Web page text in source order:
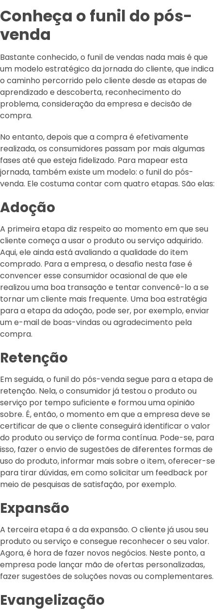
Conheça o funil do pós-
venda
Bastante conhecido, o funil de vendas nada mais é que
um modelo estratégico da jornada do cliente, que indica
o caminho percorrido pelo cliente desde as etapas de
aprendizado e descoberta, reconhecimento do
problema, consideração da empresa e decisão de
compra.
No entanto, depois que a compra é efetivamente
realizada, os consumidores passam por mais algumas
fases até que esteja fidelizado. Para mapear esta
jornada, também existe um modelo: o funil do pós-
venda. Ele costuma contar com quatro etapas. São elas:
Adoção
A primeira etapa diz respeito ao momento em que seu
cliente começa a usar o produto ou serviço adquirido.
Aqui, ele ainda está avaliando a qualidade do item
comprado. Para a empresa, o desafio nesta fase é
convencer esse consumidor ocasional de que ele
realizou uma boa transação e tentar convencê-lo a se
tornar um cliente mais frequente. Uma boa estratégia
para a etapa da adoção, pode ser, por exemplo, enviar
um e-mail de boas-vindas ou agradecimento pela
compra.
Retenção
Em seguida, o funil do pós-venda segue para a etapa de
retenção. Nela, o consumidor já testou o produto ou
serviço por tempo suficiente e formou uma opinião
sobre. É, então, o momento em que a empresa deve se
certificar de que o cliente conseguirá identificar o valor
do produto ou serviço de forma contínua. Pode-se, para
isso, fazer o envio de sugestões de diferentes formas de
uso do produto, informar mais sobre o item, oferecer-se
para tirar dúvidas, em como solicitar um feedback por
meio de pesquisas de satisfação, por exemplo.
Expansão
A terceira etapa é a da expansão. O cliente já usou seu
produto ou serviço e consegue reconhecer o seu valor.
Agora, é hora de fazer novos negócios. Neste ponto, a
empresa pode lançar mão de ofertas personalizadas,
fazer sugestões de soluções novas ou complementares.
Evangelização